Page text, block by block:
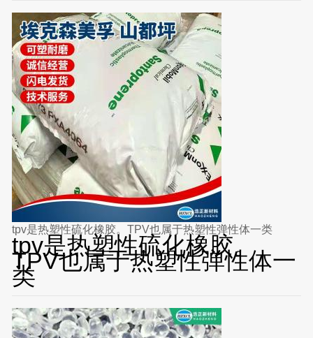
tpv是热塑性硫化橡胶。TPV也属于热塑性弹性体一类
tpv是热塑性硫化橡胶。
TPV也属于热塑性弹性体一
类